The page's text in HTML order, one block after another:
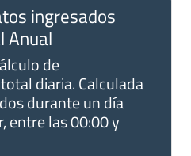
ingresados
Anual
de
diaria. Calculada
durante un día
entre las 00:00 y